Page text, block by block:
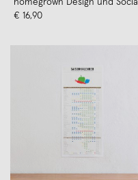
homegrown Design und Social
Impact von moodie x Free the
€ 16,90